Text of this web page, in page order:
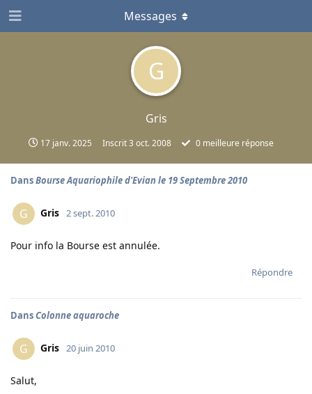
G
Gris
17 janv. 2025 Inscrit3 oct. 2008 0meilleure réponse
Messages
DansBourse Aquariophile d'Evian le 19 Septembre 2010
G Gris 2 sept. 2010
Pour info la Bourse est annulée.
Répondre
DansColonne aquaroche
G Gris 20 juin 2010
Salut,